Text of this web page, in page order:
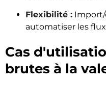
Flexibilité : Import/
automatiser les
Cas
brutes à la